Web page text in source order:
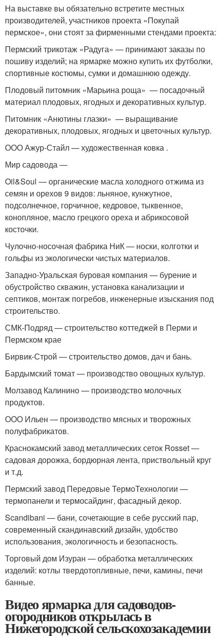
На выставке вы обязательно встретите местных
производителей, участников проекта «Покупай
пермское», они стоят за фирменными стендами проекта:
Пермский трикотаж «Радуга» — принимают заказы по
пошиву изделий; на ярмарке можно купить их футболки,
спортивные костюмы, сумки и домашнюю одежду.
Плодовый питомник «Марьина роща» — посадочный
материал плодовых, ягодных и декоративных культур.
Питомник «Анютины глазки» — выращивание
декоративных, плодовых, ягодных и цветочных культур.
ООО Ажур-Стайл — художественная ковка .
Мир садовода —
Oil&Soul — органические масла холодного отжима из
семян и орехов 9 видов: льняное, кунжутное,
подсолнечное, горчичное, кедровое, тыквенное,
конопляное, масло грецкого ореха и абрикосовой
косточки.
Чулочно-носочная фабрика НиК — носки, колготки и
гольфы из экологически чистых материалов.
Западно-Уральская буровая компания — бурение и
обустройство скважин, установка канализации и
септиков, монтаж погребов, инженерные изыскания под
строительство.
СМК-Подряд — строительство коттеджей в Перми и
Пермском крае
Бирвик-Строй — строительство домов, дач и бань.
Бардымский томат — производство овощных культур.
Молзавод Калинино — производство молочных
продуктов.
ООО Ильен — производство мясных и творожных
полуфабрикатов.
Краснокамский завод металлических сеток Rosset —
садовая дорожка, бордюрная лента, приствольный круг
и т.д.
Пермский завод Передовые ТермоТехнологии —
термопанели и термосайдинг, фасадный декор.
Scandibani — бани, сочетающие в себе русский пар,
современный скандинавский дизайн, удобство
использования, экологичность и безопасность.
Торговый дом Изуран — обработка металлических
изделий: котлы твердотопливные, печи, камины, печи
банные.
Видео ярмарка для садоводов-
огородников открылась в
Нижегородской сельскохозакадемии